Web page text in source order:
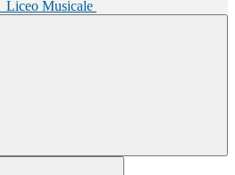
Liceo Musicale